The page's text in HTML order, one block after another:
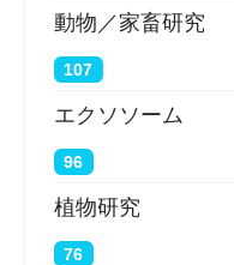
動物／家畜研究
107
エクソソーム
96
植物研究
76